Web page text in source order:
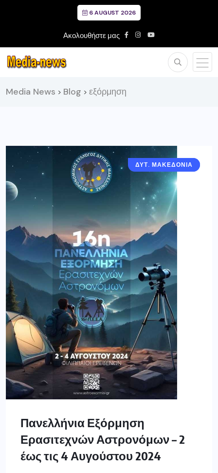
6 AUGUST 2026
Ακολουθήστε μας
Media News > Blog > εξόρμηση
ΓΡΕΒΕΝΑ
ΔΥΤ. ΜΑΚΕΔΟΝΙΑ
Πανελλήνια Εξόρμηση
Ερασιτεχνών Αστρονόμων – 2
έως τις 4 Αυγούστου 2024